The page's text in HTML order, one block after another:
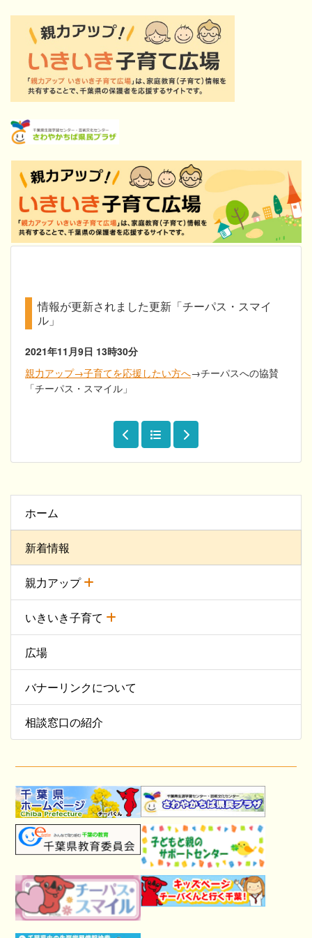
ホーム
新着情報
親力アップ
いきいき子育て
広場
バナーリンクについて
相談窓口の紹介
情報が更新されました更新「チーパス・スマイ
ル」
2021年11月9日 13時30分
親力アップ→子育てを応援したい方へ→チーパスへの協賛
「チーパス・スマイル」